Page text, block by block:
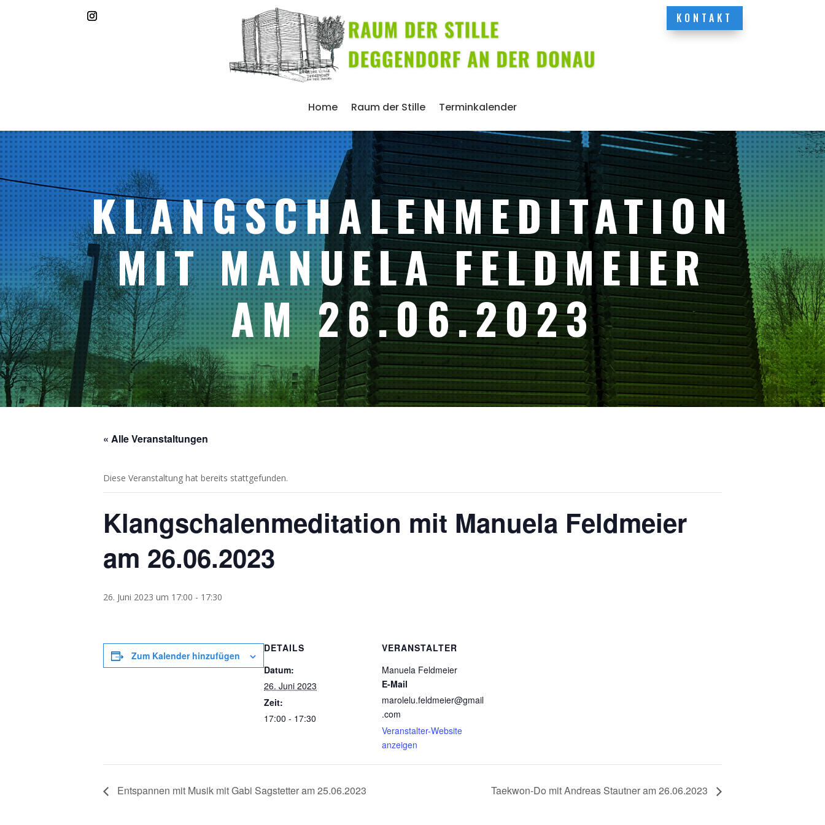
Home Raum der Stille Terminkalender
KONTAKT
KLANGSCHALENMEDITATION
MIT MANUELA FELDMEIER
AM 26.06.2023
« Alle Veranstaltungen
Diese Veranstaltung hat bereits stattgefunden.
Klangschalenmeditation mit Manuela Feldmeier
am 26.06.2023
26. Juni 2023 um 17:00 - 17:30
Zum Kalender hinzufügen
DETAILS
Datum:
26. Juni 2023
Zeit:
17:00 - 17:30
VERANSTALTER
Manuela Feldmeier
E-Mail
marolelu.feldmeier@gmail
.com
Veranstalter-Website
anzeigen
Entspannen mit Musik mit Gabi Sagstetter am 25.06.2023 Taekwon-Do mit Andreas Stautner am 26.06.2023